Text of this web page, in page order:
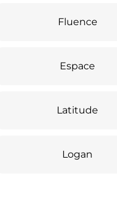
Fluence
Espace
Latitude
Logan